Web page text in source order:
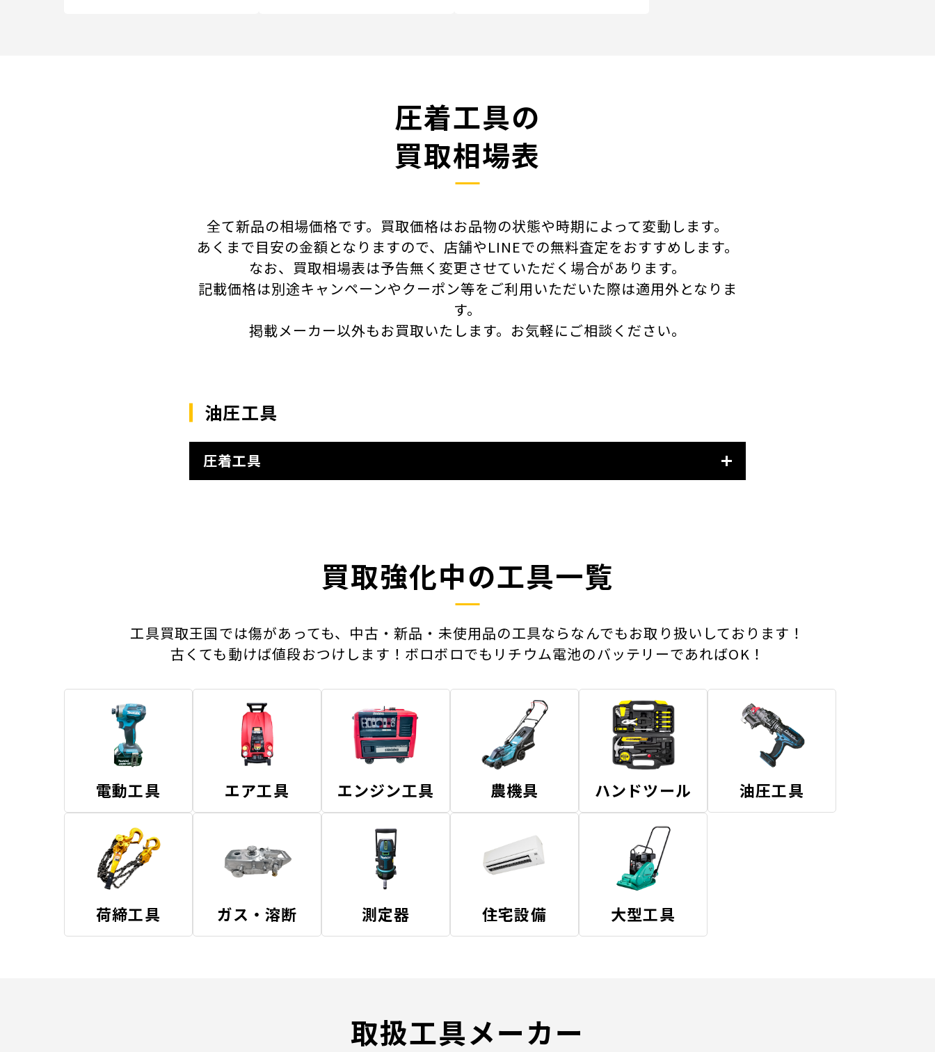
圧着工具の
買取相場表
全て新品の相場価格です。買取価格はお品物の状態や時期によって変動します。
あくまで目安の金額となりますので、店舗やLINEでの無料査定をおすすめします。
なお、買取相場表は予告無く変更させていただく場合があります。
記載価格は別途キャンペーンやクーポン等をご利用いただいた際は適用外となりま
す。
掲載メーカー以外もお買取いたします。 お気軽にご相談ください。
油圧工具
圧着工具
買取強化中の工具一覧
工具買取王国では傷があっても、中古・新品・未使用品の工具ならなんでもお取り扱いしております！
古くても動けば値段おつけします！ボロボロでもリチウム電池のバッテリーであればOK！
電動工具 エア工具 エンジン工具 農機具 ハンドツール 油圧工具
荷締工具 ガス・溶断 測定器 住宅設備 大型工具
取扱工具メーカー